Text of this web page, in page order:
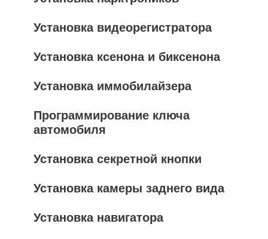
Установка видеорегистратора
Установка ксенона и биксенона
Установка иммобилайзера
Программирование ключа
автомобиля
Установка секретной кнопки
Установка камеры заднего вида
Установка навигатора